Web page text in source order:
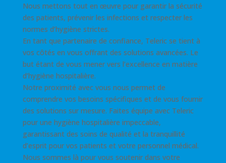
Nous mettons tout en œuvre pour garantir la sécurité
des patients, prévenir les infections et respecter les
normes d’hygiène strictes.
En tant que partenaire de confiance, Teleric se tient à
vos côtés en vous offrant des solutions avancées. Le
but étant de vous mener vers l’excellence en matière
d’hygiène hospitalière.
Notre proximité avec vous nous permet de
comprendre vos besoins spécifiques et de vous fournir
des solutions sur mesure. Faites équipe avec Teleric
pour une hygiène hospitalière impeccable,
garantissant des soins de qualité et la tranquillité
d’esprit pour vos patients et votre personnel médical.
Nous sommes là pour vous soutenir dans votre